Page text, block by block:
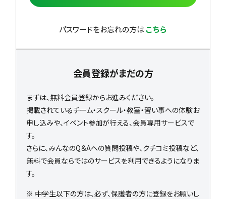
パスワードをお忘れの方は こちら
会員登録がまだの方
まずは、無料会員登録からお進みください。
掲載されているチーム・スクール・教室・習い事への体験お
申し込みや、イベント参加が行える、会員専用サービスで
す。
さらに、みんなのQ＆Aへの質問投稿や、クチコミ投稿など、
無料で会員ならではのサービスを利用できるようになりま
す。
※ 中学生以下の方は、必ず、保護者の方に登録をお願いし